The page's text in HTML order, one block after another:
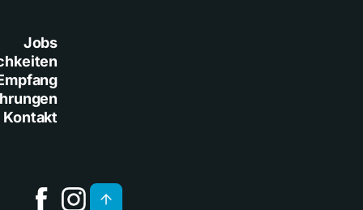
Jobs
Kontakt